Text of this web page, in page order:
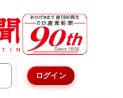
ログイン